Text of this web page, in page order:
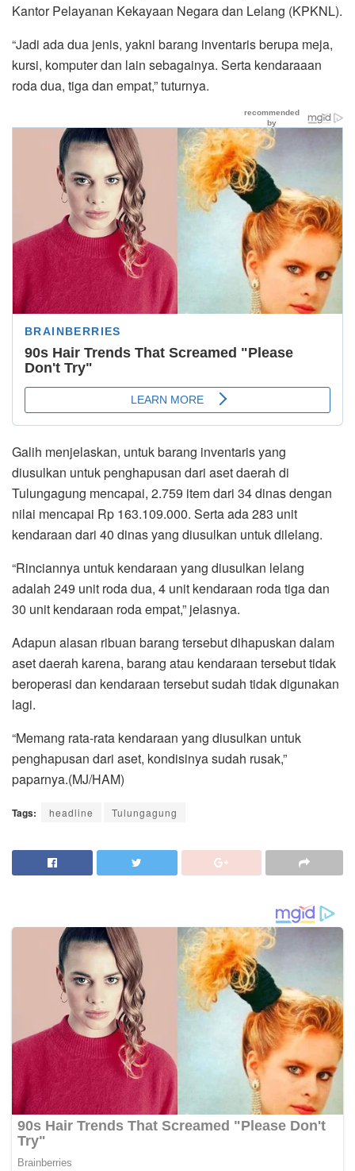
Kantor Pelayanan Kekayaan Negara dan Lelang (KPKNL).
“Jadi ada dua jenis, yakni barang inventaris berupa meja,
kursi, komputer dan lain sebagainya. Serta kendaraaan
roda dua, tiga dan empat,” tuturnya.
Galih menjelaskan, untuk barang inventaris yang
diusulkan untuk penghapusan dari aset daerah di
Tulungagung mencapai, 2.759 item dari 34 dinas dengan
nilai mencapai Rp 163.109.000. Serta ada 283 unit
kendaraan dari 40 dinas yang diusulkan untuk dilelang.
“Rinciannya untuk kendaraan yang diusulkan lelang
adalah 249 unit roda dua, 4 unit kendaraan roda tiga dan
30 unit kendaraan roda empat,” jelasnya.
Adapun alasan ribuan barang tersebut dihapuskan dalam
aset daerah karena, barang atau kendaraan tersebut tidak
beroperasi dan kendaraan tersebut sudah tidak digunakan
lagi.
“Memang rata-rata kendaraan yang diusulkan untuk
penghapusan dari aset, kondisinya sudah rusak,”
paparnya.(MJ/HAM)
Tags: headline Tulungagung